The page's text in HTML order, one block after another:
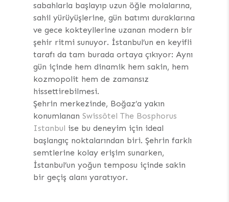
sabahlarla başlayıp uzun öğle molalarına,
sahil yürüyüşlerine, gün batımı duraklarına
ve gece kokteyllerine uzanan modern bir
şehir ritmi sunuyor. İstanbul’un en keyifli
tarafı da tam burada ortaya çıkıyor: Aynı
gün içinde hem dinamik hem sakin, hem
kozmopolit hem de zamansız
hissettirebilmesi.
Şehrin merkezinde, Boğaz’a yakın
konumlananSwissôtel The Bosphorus
Istanbul ise bu deneyim için ideal
başlangıç noktalarından biri. Şehrin farklı
semtlerine kolay erişim sunarken,
İstanbul’un yoğun temposu içinde sakin
bir geçiş alanı yaratıyor.